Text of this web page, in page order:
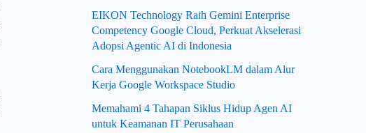
EIKON Technology Raih Gemini Enterprise
Competency Google Cloud, Perkuat Akselerasi
Adopsi Agentic AI di Indonesia
Cara Menggunakan NotebookLM dalam Alur
Kerja Google Workspace Studio
Memahami 4 Tahapan Siklus Hidup Agen AI
untuk Keamanan IT Perusahaan